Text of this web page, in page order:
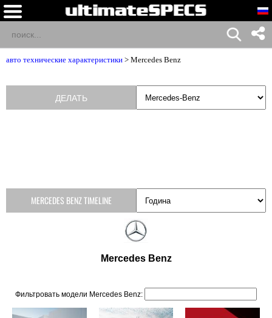
авто технические характеристики > Mercedes Benz
Mercedes Benz
Фильтровать модели Mercedes Benz:
ДЕЛАТЬ
MERCEDES BENZ TIMELINE